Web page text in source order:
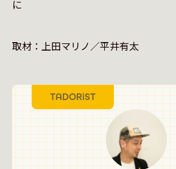
取材：上田マリノ／平井有太
TADORiST